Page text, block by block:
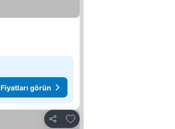
Fiyatları görün
Paylaş
Favorilerime ekle